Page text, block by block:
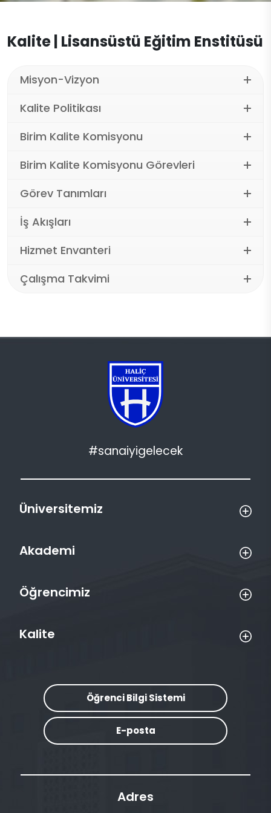
Kalite | Lisansüstü Eğitim Enstitüsü
Misyon-Vizyon
Kalite Politikası
Birim Kalite Komisyonu
Birim Kalite Komisyonu Görevleri
Görev Tanımları
İş Akışları
Hizmet Envanteri
Çalışma Takvimi
#sanaiyigelecek
Üniversitemiz
Akademi
Öğrencimiz
Kalite
Öğrenci Bilgi Sistemi
E-posta
Adres